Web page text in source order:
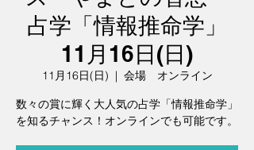
占学「情報推命学」
11月16日(日)
11月16日(日)
  |
会場 オンライン
数々の賞に輝く大人気の占学「情報推命学」
を知るチャンス！オンラインでも可能です。